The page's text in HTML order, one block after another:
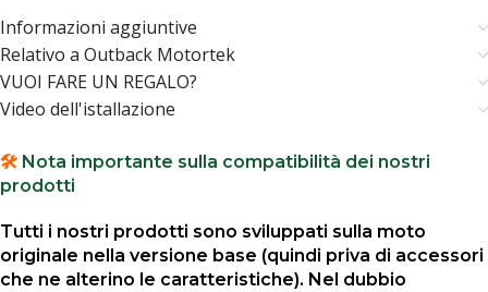
Informazioni aggiuntive
Relativo a Outback Motortek
VUOI FARE UN REGALO?
Video dell'istallazione
🛠️ Nota importante sulla compatibilità dei nostri
prodotti
Tutti i nostri prodotti sono sviluppati sulla moto
originale nella versione base (quindi priva di accessori
che ne alterino le caratteristiche). Nel dubbio